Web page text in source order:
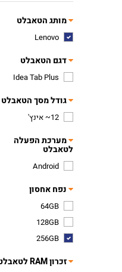
מותג הטאבלט
Lenovo
דגם הטאבלט
Idea Tab Plus
גודל מסך הטאבלט
12~ אינץ'
מערכת הפעלה
לטאבלט
Android
נפח אחסון
64GB
128GB
256GB
זכרון RAM לטאבלט